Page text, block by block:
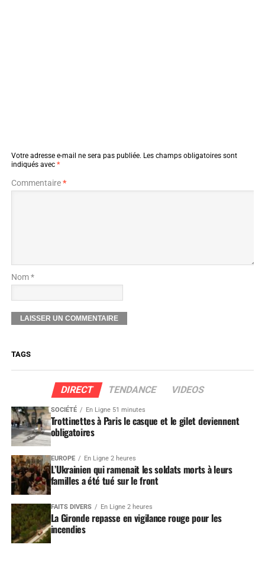
Votre adresse e-mail ne sera pas publiée. Les champs obligatoires sont
indiqués avec *
Commentaire*
Nom *
TAGS
DIRECT TENDANCE VIDEOS
SOCIÉTÉ En Ligne 51 minutes
Trottinettes à Paris le casque et le gilet deviennent
obligatoires
EUROPE En Ligne 2 heures
L’Ukrainien qui ramenait les soldats morts à leurs
familles a été tué sur le front
FAITS DIVERS En Ligne 2 heures
La Gironde repasse en vigilance rouge pour les
incendies